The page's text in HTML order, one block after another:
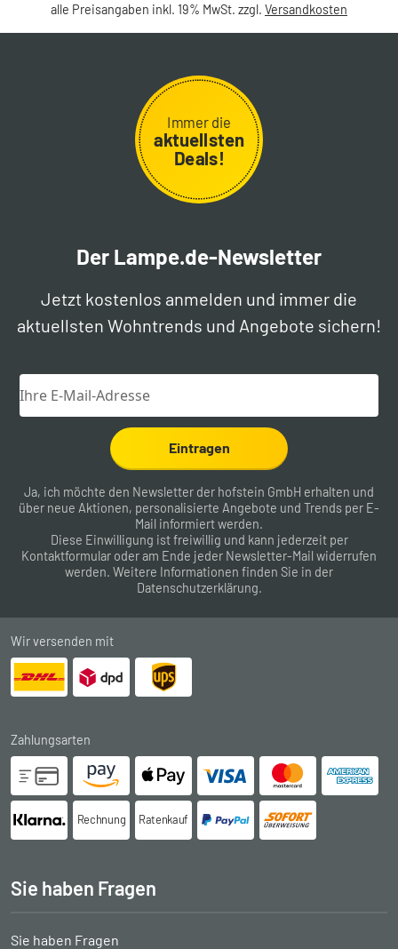
alle Preisangaben inkl. 19% MwSt. zzgl. Versandkosten
Immer die
aktuellsten
Deals!
Der Lampe.de-Newsletter
Jetzt kostenlos anmelden und immer die
aktuellsten Wohntrends und Angebote sichern!
Eintragen
Ja, ich möchte den Newsletter der hofstein GmbH erhalten und
über neue Aktionen, personalisierte Angebote und Trends per E-
Mail informiert werden.
Diese Einwilligung ist freiwillig und kann jederzeit per
Kontaktformular oder am Ende jeder Newsletter-Mail widerrufen
werden. Weitere Informationen finden Sie in der
Datenschutzerklärung.
Wir versenden mit
Zahlungsarten
Rechnung Ratenkauf
Sie haben Fragen
Sie haben Fragen